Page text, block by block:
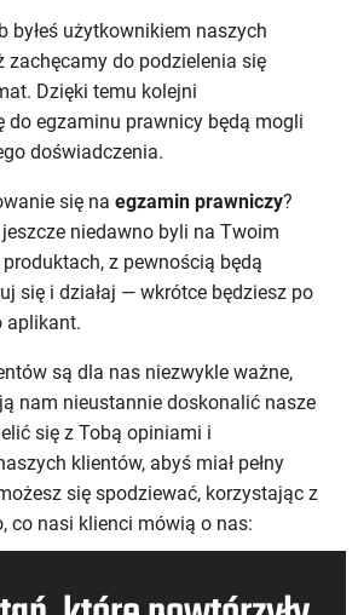
byłeś użytkownikiem naszych
zachęcamy do podzielenia się
Dzięki temu kolejni
do egzaminu prawnicy będą mogli
doświadczenia.
się na egzamin prawniczy?
niedawno byli na Twoim
z pewnością będą
się i działaj — wkrótce będziesz po
aplikant.
są dla nas niezwykle ważne,
nam nieustannie doskonalić nasze
się z Tobą opiniami i
klientów, abyś miał pełny
się spodziewać, korzystając z
co nasi klienci mówią o nas: